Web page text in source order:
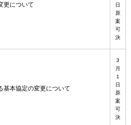
更について
日
原
案
可
決
基本協定の変更について
3
月
1
日
原
案
可
決